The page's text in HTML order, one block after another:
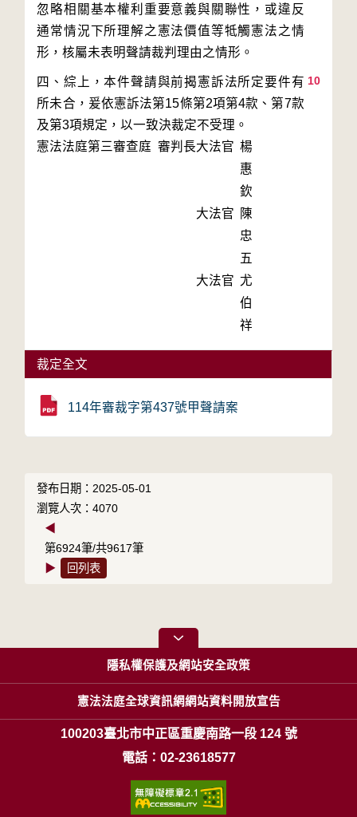
忽略相關基本權利重要意義與關聯性，或違反
通常情況下所理解之憲法價值等牴觸憲法之情
10
四、綜上，本件聲請與前揭憲訴法所定要件有
所未合，爰依憲訴法第15條第2項第4款、第7款
及第3項規定，以一致決裁定不受理。
憲法法庭第三審查庭 審判長大法官 楊
惠
欽
大法官
陳
忠
五
大法官 尤
伯
祥
裁定全文
114年審裁字第437號甲聲請案
發布日期：2025-05-01
瀏覽人次：4070
◀
第6924筆/共9617筆
▶
回列表
隱私權保護及網站安全政策
憲法法庭全球資訊網網站資料開放宣告
100203臺北市中正區重慶南路一段 124 號
電話：02-23618577